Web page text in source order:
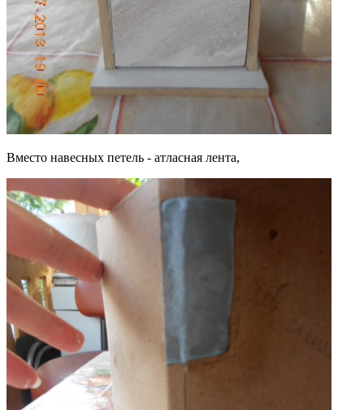
Вместо навесных петель - атласная лента,